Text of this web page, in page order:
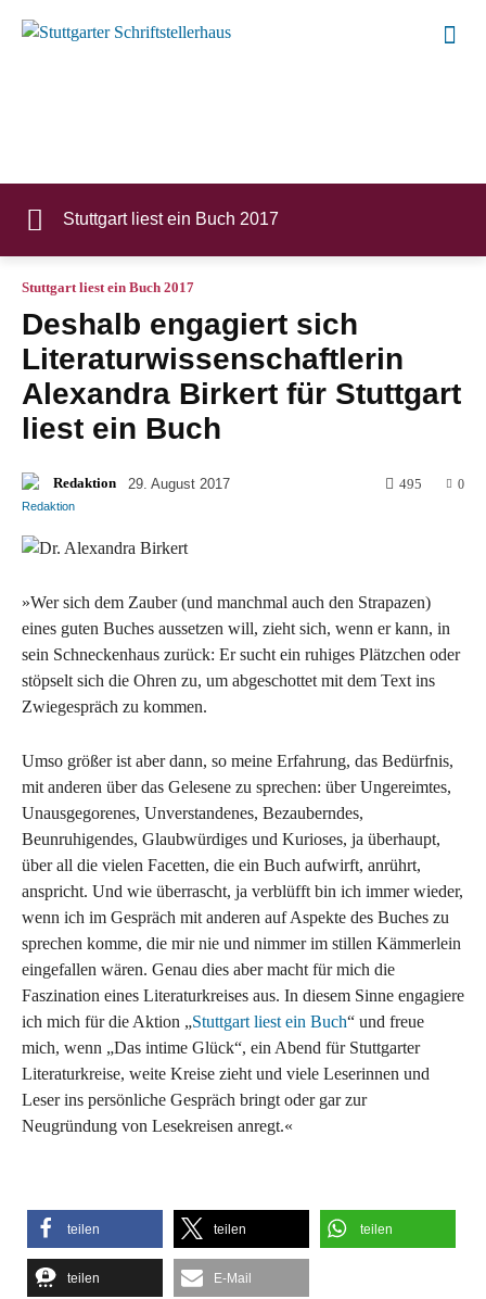
Stuttgart liest ein Buch 2017
Stuttgart liest ein Buch 2017
Deshalb engagiert sich
Literaturwissenschaftlerin
Alexandra Birkert für Stuttgart
liest ein Buch
Redaktion 29. August 2017 0
495
»Wer sich dem Zauber (und manchmal auch den Strapazen)
eines guten Buches aussetzen will, zieht sich, wenn er kann, in
sein Schneckenhaus zurück: Er sucht ein ruhiges Plätzchen oder
stöpselt sich die Ohren zu, um abgeschottet mit dem Text ins
Zwiegespräch zu kommen.
Umso größer ist aber dann, so meine Erfahrung, das Bedürfnis,
mit anderen über das Gelesene zu sprechen: über Ungereimtes,
Unausgegorenes, Unverstandenes, Bezauberndes,
Beunruhigendes, Glaubwürdiges und Kurioses, ja überhaupt,
über all die vielen Facetten, die ein Buch aufwirft, anrührt,
anspricht. Und wie überrascht, ja verblüfft bin ich immer wieder,
wenn ich im Gespräch mit anderen auf Aspekte des Buches zu
sprechen komme, die mir nie und nimmer im stillen Kämmerlein
eingefallen wären. Genau dies aber macht für mich die
Faszination eines Literaturkreises aus. In diesem Sinne engagiere
ich mich für die Aktion „Stuttgart liest ein Buch“ und freue
mich, wenn „Das intime Glück“, ein Abend für Stuttgarter
Literaturkreise, weite Kreise zieht und viele Leserinnen und
Leser ins persönliche Gespräch bringt oder gar zur
Neugründung von Lesekreisen anregt.«
teilen teilen teilen
teilen E-Mail